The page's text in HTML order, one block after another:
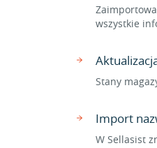
wszystkie
Stany
Import
W Sellasist